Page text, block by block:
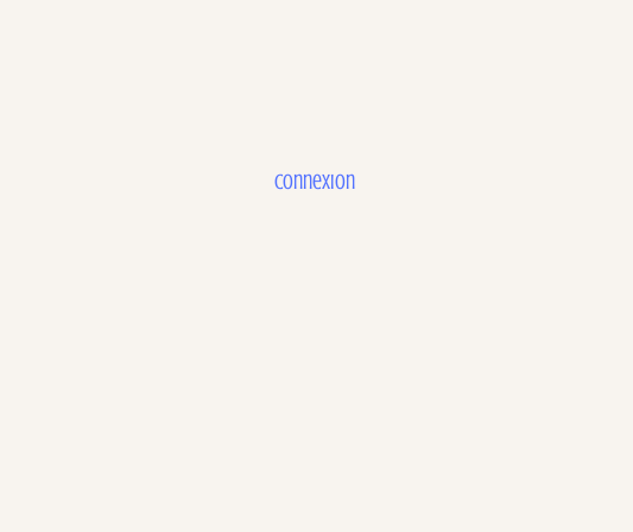
Connexion